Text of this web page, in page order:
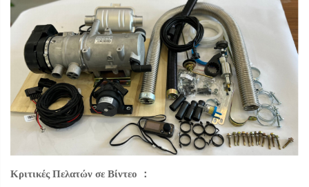
Κριτικές Πελατών σε Βίντεο ：